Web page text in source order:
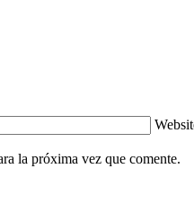
la próxima vez que comente.